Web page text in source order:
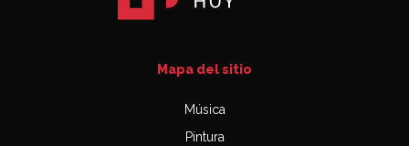
Mapa del sitio
Música
Pintura